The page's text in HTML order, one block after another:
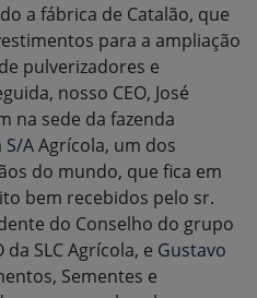
a fábrica de Catalão, que
para a ampliação
pulverizadores e
nosso CEO, José
na sede da fazenda
S/AAgrícola, um dos
do mundo, que fica em
bem recebidos pelo sr.
do Conselho do grupo
da SLC Agrícola, e Gustavo
Sementes e